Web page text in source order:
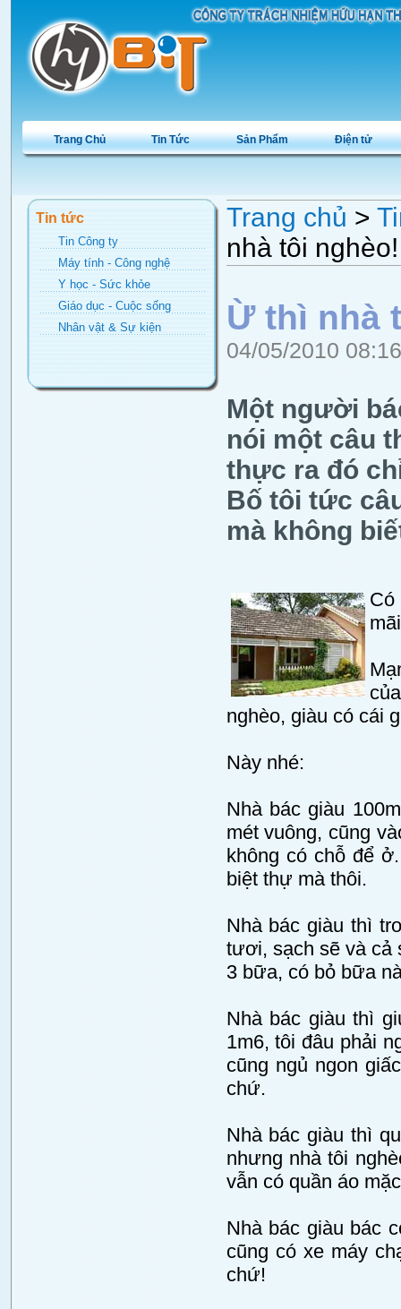
Trang Chủ Tin Tức Sản Phẩm Điện tử
Tin tức
Tin Công ty
Máy tính - Công nghệ
Y học - Sức khỏe
Giáo dục - Cuộc sống
Nhân vật & Sự kiện
Trang chủ >
nhà tôi nghèo!
Ừ thì nhà
04/05/2010
Một người
nói một câu
thực ra đó
Bố tôi tức
mà không
Có
nghèo, giàu có cái
Này nhé:
Nhà bác giàu
mét vuông, cũng
không có chỗ để
biệt thự mà thôi.
Nhà bác giàu thì
tươi, sạch sẽ và cả
3 bữa, có bỏ bữa
Nhà bác giàu thì
1m6, tôi đâu phải
cũng ngủ ngon
chứ.
Nhà bác giàu thì
nhưng nhà tôi
vẫn có quần áo
Nhà bác giàu bác
cũng có xe máy
chứ!